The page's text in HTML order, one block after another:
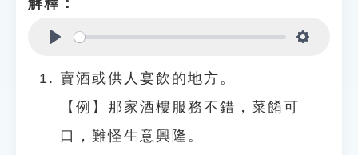
解釋：
賣酒或供人宴飲的地方。
【例】那家酒樓服務不錯，菜餚可
口，難怪生意興隆。